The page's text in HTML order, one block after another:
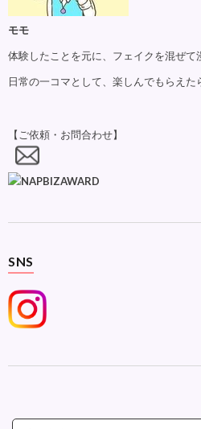
モモ
体験したことを元に、フェイクを混ぜて
日常の一コマとして、楽しんでもらえた
【ご依頼・お問合わせ】
SNS